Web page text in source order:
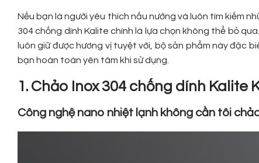
Nếu bạn là người yêu thích nấu nướng và luôn tìm kiếm
304 chống dính Kalite chính là lựa chọn không thể bỏ
luôn giữ được hương vị tuyệt vời, bộ sản phẩm này đặc
bạn hoàn toàn yên tâm khi sử dụng.
1. Chảo Inox 304 chống dính Kalite
Công nghệ nano nhiệt lạnh không cần tôi